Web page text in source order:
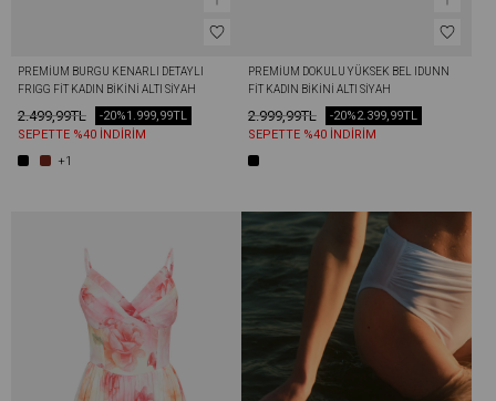
PREMIUM BURGU KENARLI DETAYLI
FRIGG FIT KADIN BIKINI ALTI SIYAH
2.499,99TL 1.999,99TL
-20%
SEPETTE %40 İNDİRİM
+1
PREMIUM DOKULU YÜKSEK BEL IDUNN
FIT KADIN BIKINI ALTI SIYAH
2.999,99TL 2.399,99TL
-20%
SEPETTE %40 İNDİRİM